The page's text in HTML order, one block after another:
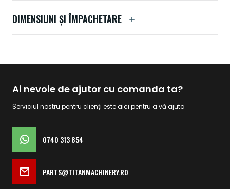
DIMENSIUNI ȘI ÎMPACHETARE
Ai nevoie de ajutor cu comanda ta?
Serviciul nostru pentru clienți este aici pentru a vă ajuta
0740 313 854
PARTS@TITANMACHINERY.RO